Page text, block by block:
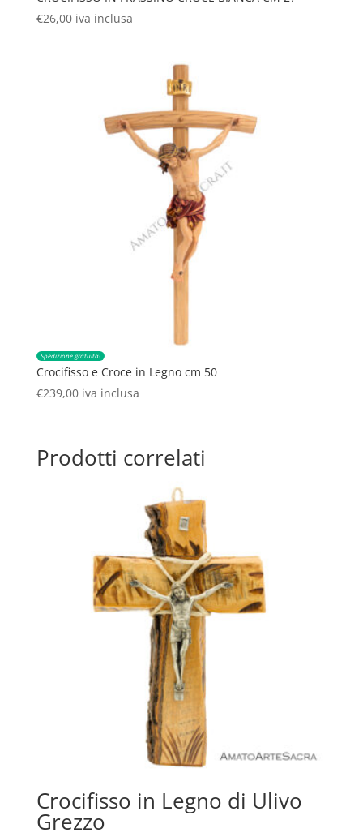
€26,00 iva inclusa
Spedizione gratuita!
Crocifisso e Croce in Legno cm 50
€239,00 iva inclusa
Prodotti correlati
Crocifisso in Legno di Ulivo
Grezzo